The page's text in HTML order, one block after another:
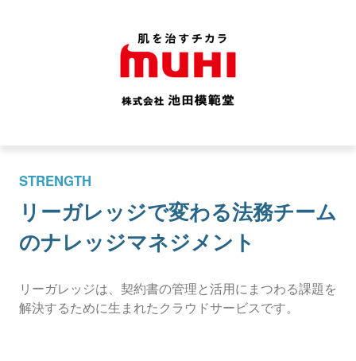
STRENGTH
リーガレッジで変わる法務チーム
のナレッジマネジメント
リーガレッジは、契約書の管理と活用にまつわる課題を
解決するために生まれたクラウドサービスです。